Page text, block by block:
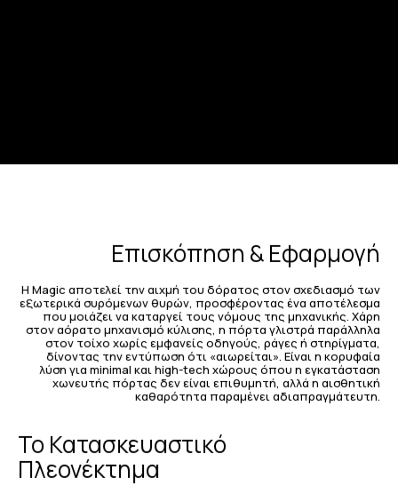
Επισκόπηση & Εφαρμογή
Η Magic αποτελεί την αιχμή του δόρατος στον σχεδιασμό των
εξωτερικά συρόμενων θυρών, προσφέροντας ένα αποτέλεσμα
που μοιάζει να καταργεί τους νόμους της μηχανικής. Χάρη
στον αόρατο μηχανισμό κύλισης, η πόρτα γλιστρά παράλληλα
στον τοίχο χωρίς εμφανείς οδηγούς, ράγες ή στηρίγματα,
δίνοντας την εντύπωση ότι «αιωρείται». Είναι η κορυφαία
λύση για minimal και high-tech χώρους όπου η εγκατάσταση
χωνευτής πόρτας δεν είναι επιθυμητή, αλλά η αισθητική
καθαρότητα παραμένει αδιαπραγμάτευτη.
Το Κατασκευαστικό
Πλεονέκτημα